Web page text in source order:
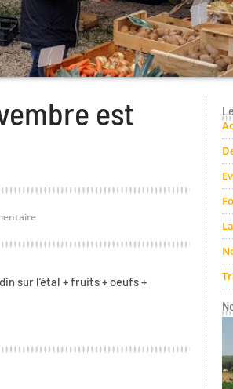
est
sur l’étal + fruits + oeufs +